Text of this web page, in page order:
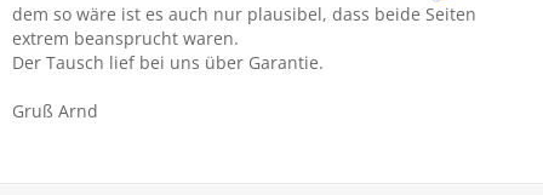
dem so wäre ist es auch nur plausibel, dass beide Seiten
extrem beansprucht waren.
Der Tausch lief bei uns über Garantie.
Gruß Arnd